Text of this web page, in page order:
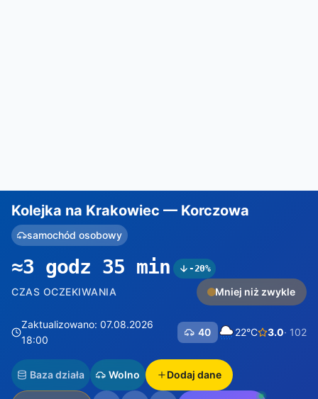
Kolejka na Krakowiec — Korczowa
samochód osobowy
≈3 godz 35 min -20%
CZAS OCZEKIWANIA Mniej niż zwykle
Zaktualizowano: 07.08.2026
18:00
40 22°C 3.0· 102
Baza działa Wolno Dodaj dane